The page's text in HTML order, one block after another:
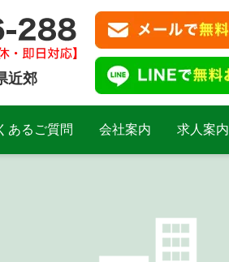
近郊
あるご質問 会社案内 求人案内